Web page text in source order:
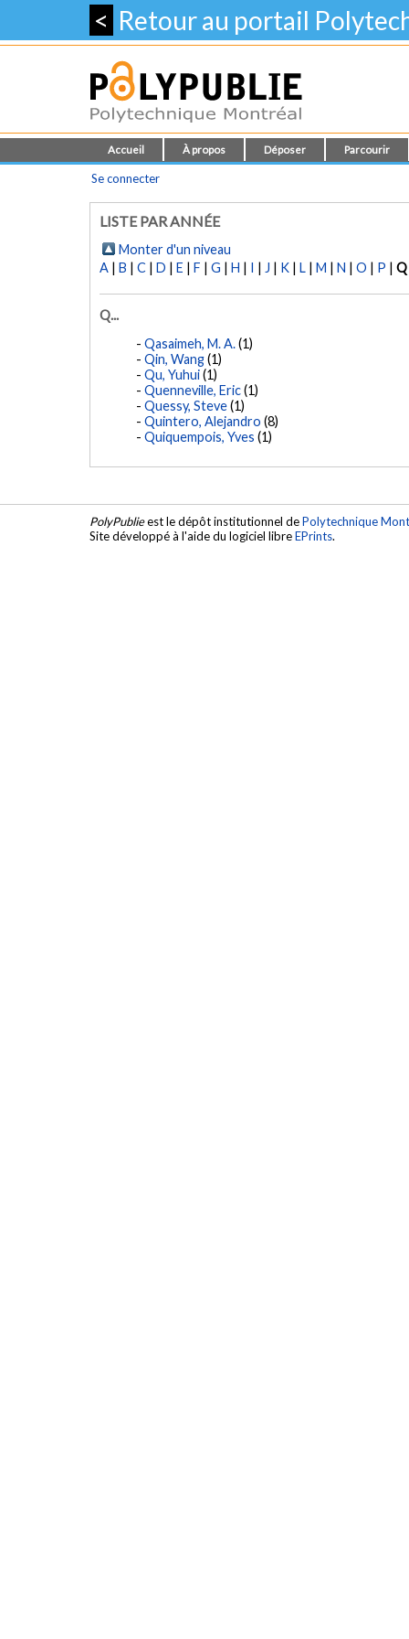
< Retour au portail
Accueil À propos Déposer Parcourir
Se connecter
LISTE PAR ANNÉE
Monter d'un niveau
A | B | C | D | E | F | G | H | I | J | K | L | M | N | O | P | Q
Q...
Qasaimeh, M. A.(1)
Qin, Wang(1)
Qu, Yuhui(1)
Quenneville, Eric(1)
Quessy, Steve(1)
Quintero, Alejandro (8)
Quiquempois, Yves (1)
PolyPublieest le dépôt institutionnel dePolytechnique
Site développé à l'aide du logiciel libreEPrints.